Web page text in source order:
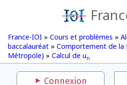
France-IOI » Cours et problèmes »
baccalauréat » Comportement de la
Métropole) » Calcul de un
Connexion